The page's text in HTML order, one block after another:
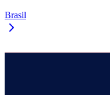
Brasil